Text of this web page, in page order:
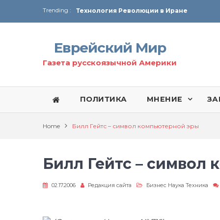
Trending :
Технология Революции в Иране
Еврейский Мир
Газета русскоязычной Америки
ПОЛИТИКА МНЕНИЕ
Home Билл Гейтс – символ компьютерной эры
Билл Гейтс – символ
02.17.2006 Редакция сайта Бизнес Наука Техника